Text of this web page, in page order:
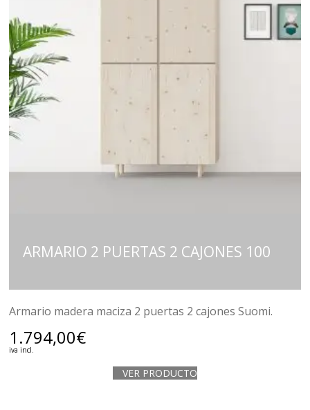
ARMARIO 2 PUERTAS 2 CAJONES 100
Armario madera maciza 2 puertas 2 cajones Suomi.
1.794,00€
iva incl.
VER PRODUCTO